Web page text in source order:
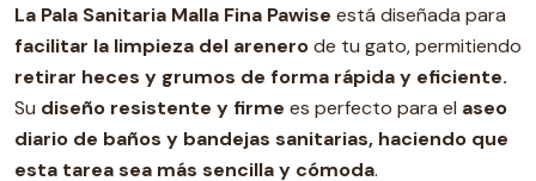
La Pala Sanitaria Malla Fina Pawise está diseñada para
facilitar la limpieza del arenerode tu gato, permitiendo
retirar heces y grumos de forma rápida y eficiente.
Su diseño resistente y firme es perfecto para el aseo
diario de baños y bandejas sanitarias, haciendo que
esta tarea sea más sencilla y cómoda.